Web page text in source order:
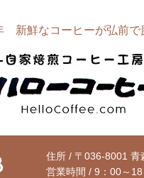
新鮮なコーヒーが弘前で
0172-32-1188
住所 / 〒036-8001 青
営業時間 / 9：00～